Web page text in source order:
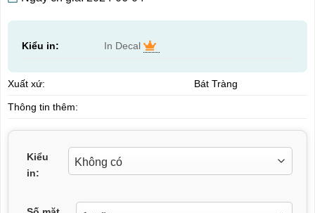
Kiểu in: In Decal
Xuất xứ: Bát Tràng
Thông tin thêm:
Kiểu
in: